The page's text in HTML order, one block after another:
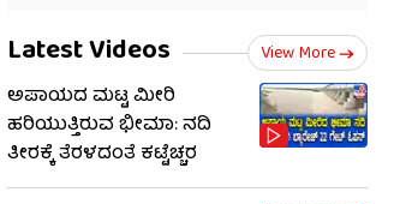
Latest Videos View More
ಅಪಾಯದ ಮಟ್ಟ ಮೀರಿ
ಹರಿಯುತ್ತಿರುವ ಭೀಮಾ: ನದಿ
ತೀರಕ್ಕೆ ತೆರಳದಂತೆ ಕಟ್ಟೆಚ್ಚರ